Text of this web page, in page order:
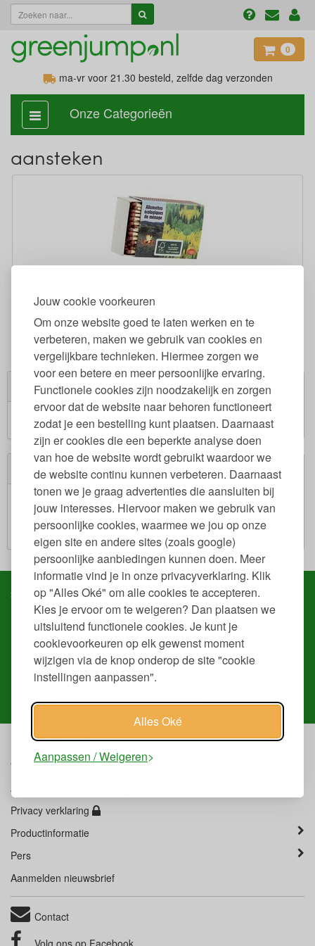
Jouw cookie voorkeuren
Om onze website goed te laten werken en te
verbeteren, maken we gebruik van cookies en
vergelijkbare technieken. Hiermee zorgen we
voor een betere en meer persoonlijke ervaring.
Functionele cookies zijn noodzakelijk en zorgen
ervoor dat de website naar behoren functioneert
zodat je een bestelling kunt plaatsen. Daarnaast
zijn er cookies die een beperkte analyse doen
van hoe de website wordt gebruikt waardoor we
de website continu kunnen verbeteren. Daarnaast
tonen we je graag advertenties die aansluiten bij
jouw interesses. Hiervoor maken we gebruik van
persoonlijke cookies, waarmee we jou op onze
eigen site en andere sites (zoals google)
persoonlijke aanbiedingen kunnen doen. Meer
informatie vind je in onze privacyverklaring. Klik
op "Alles Oké" om alle cookies te accepteren.
Kies je ervoor om te weigeren? Dan plaatsen we
uitsluitend functionele cookies. Je kunt je
cookievoorkeuren op elk gewenst moment
wijzigen via de knop onderop de site "cookie
instellingen aanpassen".
Alles Oké
Aanpassen / Weigeren
0
ma-vr voor 21.30 besteld, zelfde dag verzonden
categorie
aan,
Onze Categorieën
aansteken
Winkelwagen
Winkelwagen is leeg.
Subtotaal:
Veilig winkelen
Service & contact
Snel regelen in je account
Volg jebestelling, downloadfacturenofretourneer
artikel.
Heb je ons nodig?
Onzemensenhelpen je graag.
Klantenservice
Overige
Algemene Voorwaarden
Privacy verklaring
Productinformatie
Pers
Aanmelden nieuwsbrief
Contact
Volg ons op Facebook